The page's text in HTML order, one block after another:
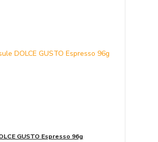
GUSTO Espresso 96g